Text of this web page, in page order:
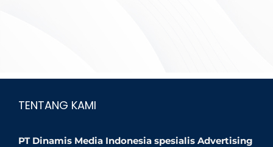
TENTANG KAMI
PT Dinamis Media Indonesia spesialis Advertising